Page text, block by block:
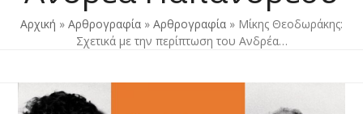
Αρχική » Αρθρογραφία » Αρθρογραφία » Μίκης Θεοδωράκης:
Σχετικά με την περίπτωση του Ανδρέα…